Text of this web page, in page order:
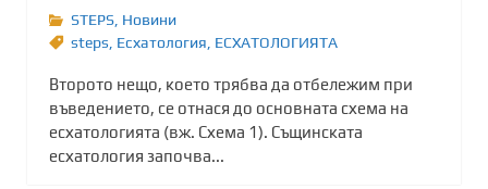
STEPS Новини
steps Есхатология ЕСХАТОЛОГИЯТА
Второто нещо, което трябва да отбележим при
въведението, се отнася до основната схема на
есхатологията (вж. Схема 1). Същинската
есхатология започва...